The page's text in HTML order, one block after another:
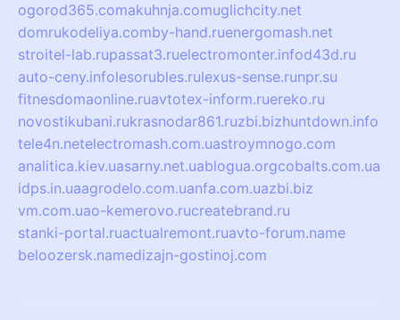
ogorod365.comakuhnja.comuglichcity.net
domrukodeliya.comby-hand.ruenergomash.net
stroitel-lab.rupassat3.ruelectromonter.infod43d.ru
auto-ceny.infolesorubles.rulexus-sense.runpr.su
fitnesdomaonline.ruavtotex-inform.ruereko.ru
novostikubani.rukrasnodar861.ruzbi.bizhuntdown.info
tele4n.netelectromash.com.uastroymnogo.com
analitica.kiev.uasarny.net.uablogua.orgcobalts.com.ua
idps.in.uaagrodelo.com.uanfa.com.uazbi.biz
vm.com.uao-kemerovo.rucreatebrand.ru
stanki-portal.ruactualremont.ruavto-forum.name
beloozersk.namedizajn-gostinoj.com